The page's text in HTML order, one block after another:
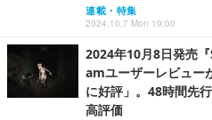
連載・特集
2024.10.7 Mon 19:00
2024年10月8日発売
amユーザーレビュー
に好評」。48時間先
高評価